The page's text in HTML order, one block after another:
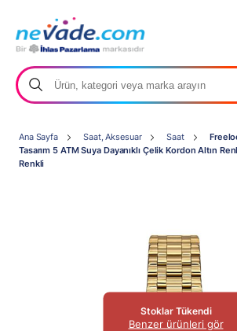
Ana Sayfa Saat, Aksesuar Saat
Tasarım 5 ATM Suya Dayanıklı Çelik Kordon Altın
Renkli
Stoklar Tükendi
Benzer ürünleri gör